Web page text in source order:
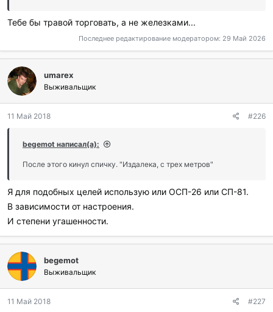
Тебе бы травой торговать, а не железками...
Последнее редактирование модератором: 29 Май 2026
umarex
Выживальщик
11 Май 2018 #226
begemot написал(а):
После этого кинул спичку. "Издалека, с трех метров"
Я для подобных целей использую или ОСП-26 или СП-81.
В зависимости от настроения.
И степени угашенности.
begemot
Выживальщик
11 Май 2018 #227